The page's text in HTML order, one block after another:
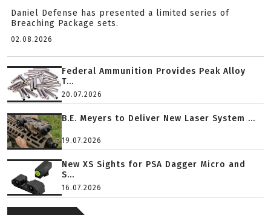
Daniel Defense has presented a limited series of
Breaching Package sets.
02.08.2026
Federal Ammunition Provides Peak Alloy
T...
20.07.2026
B.E. Meyers to Deliver New Laser System ...
19.07.2026
New XS Sights for PSA Dagger Micro and
S...
16.07.2026